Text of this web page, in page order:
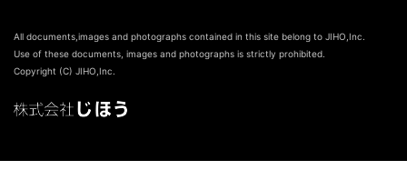
All documents,images and photographs contained in this site belong to JIHO,Inc.
Use of these documents, images and photographs is strictly prohibited.
Copyright (C) JIHO,Inc.